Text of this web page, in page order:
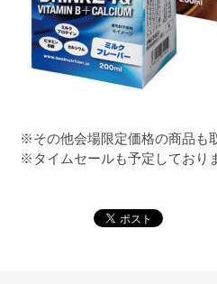
※その他会場限定価格の商品も
※タイムセールも予定しており